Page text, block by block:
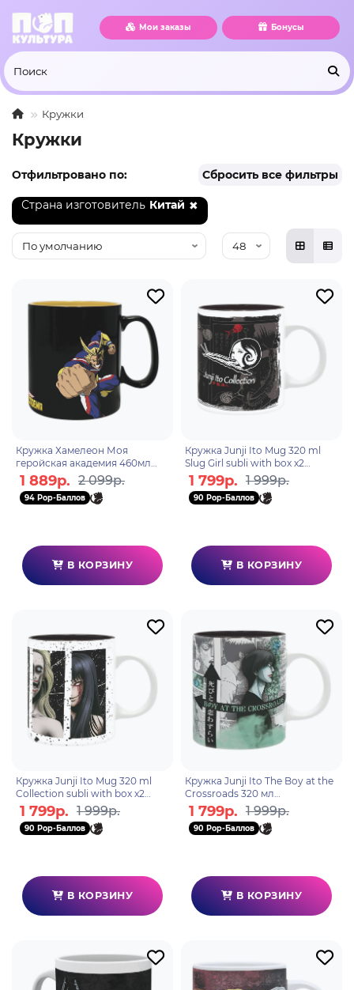
Мои заказы Бонусы
Кружки
Кружки
Отфильтровано по: Сбросить все фильтры
Страна изготовитель Китай
Кружка Хамелеон Моя
геройская академия 460мл
ABYMUG577
1 889р. 2 099р.
94 Pop-Баллов
В КОРЗИНУ
Кружка Junji Ito Mug 320 ml
Slug Girl subli with box x2
ABYMUG859
1 799р. 1 999р.
90 Pop-Баллов
В КОРЗИНУ
Кружка Junji Ito Mug 320 ml
Collection subli with box x2
ABYMUG860
1 799р. 1 999р.
90 Pop-Баллов
В КОРЗИНУ
Кружка Junji Ito The Boy at the
Crossroads 320 мл
ABYMUGA270
1 799р. 1 999р.
90 Pop-Баллов
В КОРЗИНУ